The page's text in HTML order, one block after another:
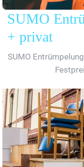
SUMO
+ privat
SUMO